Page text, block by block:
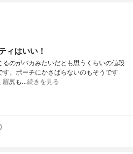
ィはいい！
のがバカみたいだとも思うくらいの値段
す。ポーチにかさばらないのもそうです
眉尻も…続きを見る